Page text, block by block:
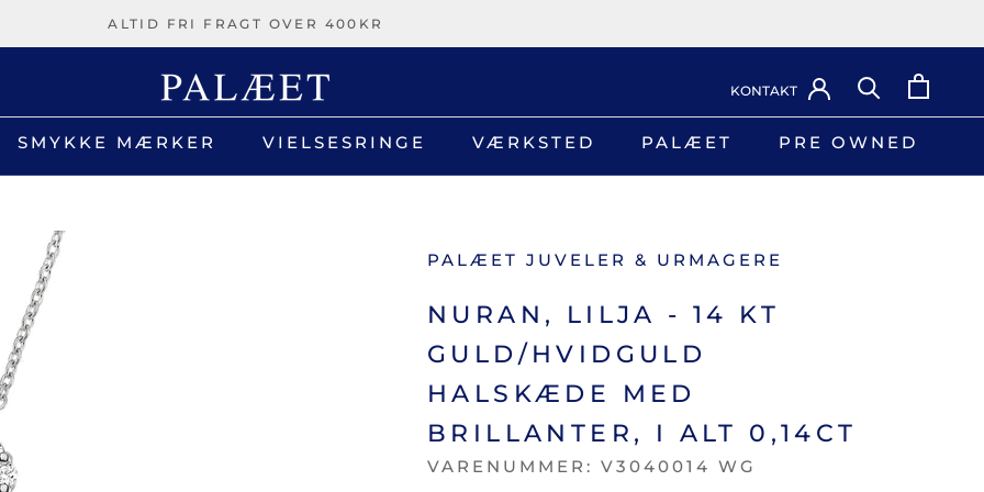
ALTID FRI FRAGT OVER 400KR
SMYKKE MÆRKER VIELSESRINGE
VÆRKSTED
PALÆET
PRE OWNED
KONTAKT
PALÆET JUVELER & URMAGERE
NURAN, LILJA - 14 KT
GULD/HVIDGULD
HALSKÆDE MED
BRILLANTER, I ALT 0,14CT
VARENUMMER: V3040014 WG